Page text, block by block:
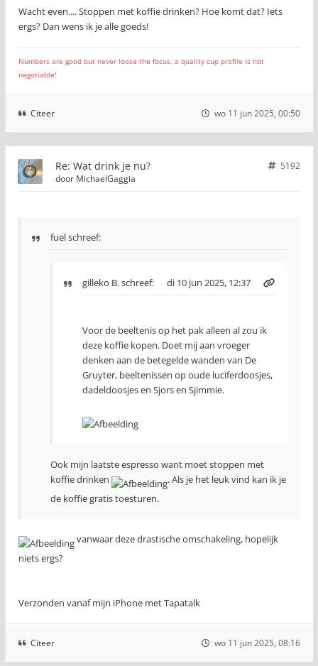
Wacht even.... Stoppen met koffie drinken? Hoe komt dat? Iets
ergs? Dan wens ik je alle goeds!
Numbers are good but never loose the focus, a quality cup profile is not
negotiable!
Citeer wo 11 jun 2025, 00:50
Re: Wat drink je nu?
5192
door MichaelGaggia
fuel schreef:
gilleko B.schreef: di 10 jun 2025, 12:37
Voor de beeltenis op het pak alleen al zou ik
deze koffie kopen. Doet mij aan vroeger
denken aan de betegelde wanden van De
Gruyter, beeltenissen op oude luciferdoosjes,
dadeldoosjes en Sjors en Sjimmie.
Ook mijn laatste espresso want moet stoppen met
koffie drinken
. Als je het leuk vind kan ik je
de koffie gratis toesturen.
vanwaar deze drastische omschakeling, hopelijk
niets ergs?
Verzonden vanaf mijn iPhone met Tapatalk
Citeer wo 11 jun 2025, 08:16